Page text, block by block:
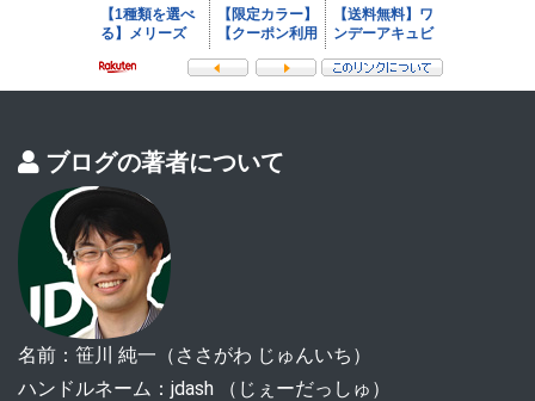
ブログの著者について
名前：笹川 純一（ささがわ じゅんいち）
ハンドルネーム：jdash （じぇーだっしゅ）